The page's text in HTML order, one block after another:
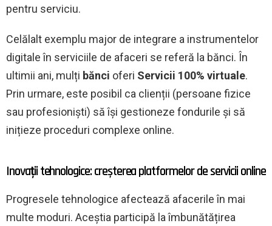
pentru serviciu.
Celălalt exemplu major de integrare a instrumentelor
digitale în serviciile de afaceri se referă la bănci. În
ultimii ani, mulți bănci oferi Servicii 100% virtuale.
Prin urmare, este posibil ca clienții (persoane fizice
sau profesioniști) să își gestioneze fondurile și să
inițieze proceduri complexe online.
Inovații tehnologice: creșterea platformelor de servicii online
Progresele tehnologice afectează afacerile în mai
multe moduri. Aceștia participă la îmbunătățirea